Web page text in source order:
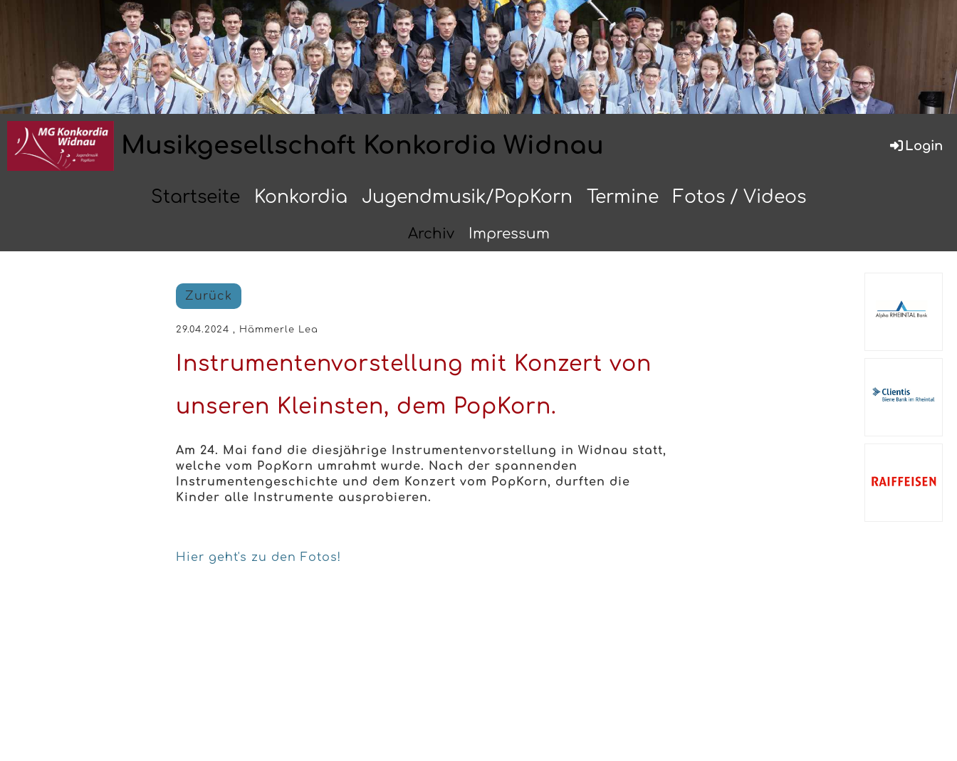
Musikgesellschaft Konkordia Widnau Login
Startseite Konkordia Jugendmusik/PopKorn Termine Fotos / Videos
Archiv Impressum
Zurück
29.04.2024 , Hämmerle Lea
Instrumentenvorstellung mit Konzert von
unseren Kleinsten, dem PopKorn.
Am 24. Mai fand die diesjährige Instrumentenvorstellung in Widnau statt,
welche vom PopKorn umrahmt wurde. Nach der spannenden
Instrumentengeschichte und dem Konzert vom PopKorn, durften die
Kinder alle Instrumente ausprobieren.
Hier geht's zu den Fotos!